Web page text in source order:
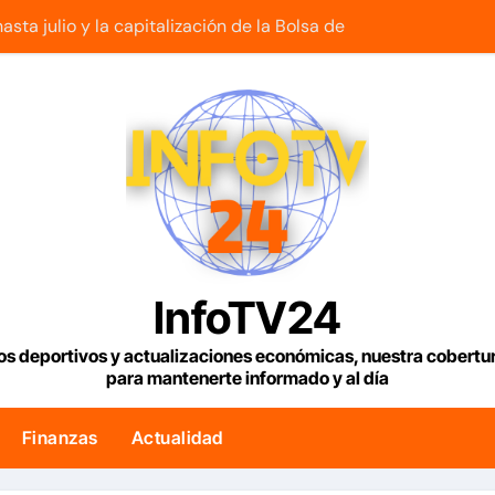
julio y la capitalización de la Bolsa de Caracas superó
a los afectados por los terremotos con su
créditos para los damnificados de los terremotos
Condiciones Meteorológicas para las próximas 24 horas,
el inicio del diálogo en Venezuela y destaca el respaldo
créditos a más de 1.000 comercios para apoyar a los
para 2028 puede aumentar su producción en
InfoTV24
deportivos y actualizaciones económicas, nuestra
para mantenerte informado y al día
Finanzas Actualidad